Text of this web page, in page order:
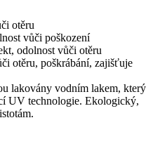
otěru
vůči poškození
odolnost vůči otěru
otěru, poškrábání, zajišťuje
lakovány vodním lakem, který
UV technologie. Ekologický,